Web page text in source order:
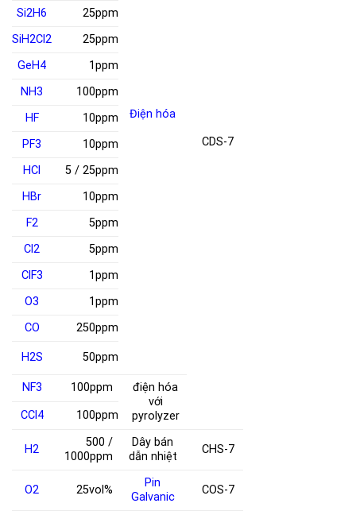
Điện hóa
CDS-7
Si2H6
25ppm
SiH2Cl2
25ppm
GeH4
1ppm
NH3
100ppm
HF
10ppm
PF3
10ppm
HCl
5 / 25ppm
HBr
10ppm
F2
5ppm
Cl2
5ppm
ClF3
1ppm
O3
1ppm
CO
250ppm
H2S 50ppm
NF3 100ppm
điện hóa
với
pyrolyzer
CCl 4 100ppm
H2
500 /
1000ppm
Dây bán
dẫn nhiệt
CHS-7
O2 25vol%
Pin
Galvanic
COS-7